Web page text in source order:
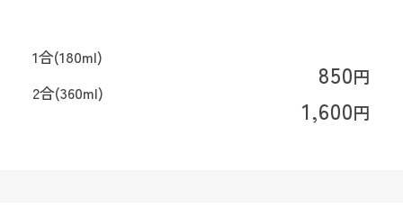
1合(180ml)
850円
2合(360ml)
1,600円